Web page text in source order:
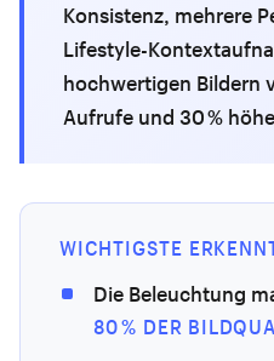
Konsistenz, mehrere
Lifestyle-
hochwertigen Bildern
Aufrufe und 30 %
WICHTIGSTE
Die Beleuchtung
80 % DER